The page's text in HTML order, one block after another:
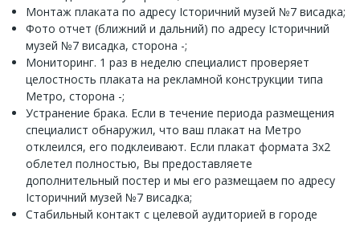
Монтаж плаката по адресу Історичний музей №7 висадка;
Фото отчет (ближний и дальний) по адресу Історичний
музей №7 висадка, сторона -;
Мониторинг. 1 раз в неделю специалист проверяет
целостность плаката на рекламной конструкции типа
Метро, сторона -;
Устранение брака. Если в течение периода размещения
специалист обнаружил, что ваш плакат на Метро
отклеился, его подклеивают. Если плакат формата 3х2
облетел полностью, Вы предоставляете
дополнительный постер и мы его размещаем по адресу
Історичний музей №7 висадка;
Стабильный контакт с целевой аудиторией в городе